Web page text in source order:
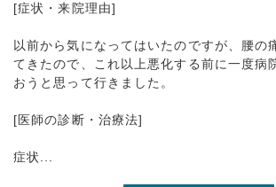
[症状・来院理由]
以前から気になってはいたのですが、腰の
てきたので、これ以上悪化する前に一度病
おうと思って行きました。
[医師の診断・治療法]
症状...